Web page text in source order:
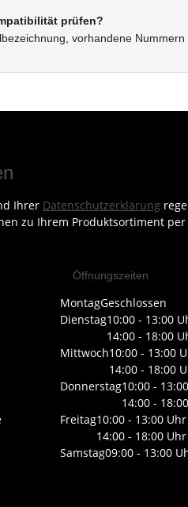
prüfen?
vorhandene
Ihrer Datenschutzerklärung
zu Ihrem Produktsortiment per
Öffnungszeiten
MontagGeschlossen
Dienstag10:00 - 13:00
14:00 - 18:00
Mittwoch10:00 - 13:00
14:00 - 18:00
Donnerstag10:00 -
14:00 -
Freitag10:00 - 13:00 Uhr
14:00 - 18:00 Uhr
Samstag09:00 - 13:00